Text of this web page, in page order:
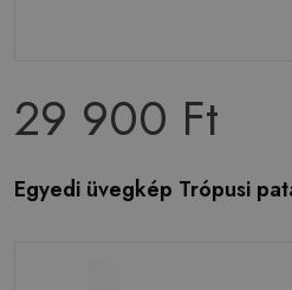
29 900 Ft
Egyedi üvegkép Trópusi